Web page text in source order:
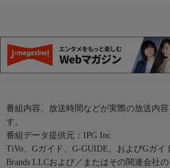
番組内容、放送時間などが実際の放送内
す。
番組データ提供元：IPG Inc.
TiVo、Gガイド、G-GUIDE、およびGガイ
Brands LLCおよび／またはその関連会社